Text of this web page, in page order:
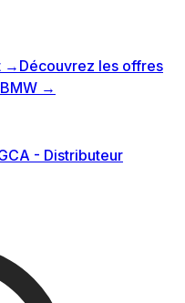
→ Découvrez les offres
→
- Distributeur